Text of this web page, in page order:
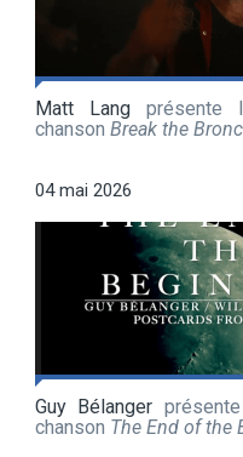
Matt Lang présente
chanson Break the
04 mai 2026
Guy Bélanger
chanson The End of the